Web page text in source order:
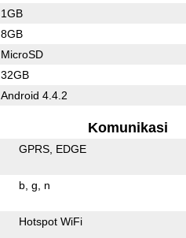
1GB
8GB
MicroSD
32GB
Android 4.4.2
Komunikasi
GPRS EDGE
b g n
Hotspot WiFi